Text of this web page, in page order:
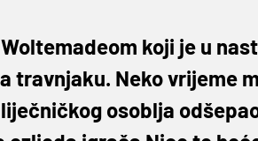
koji je u
travnjaku. Neko vrijeme
osoblja